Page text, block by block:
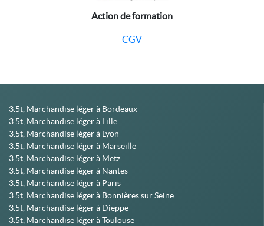
Action de formation
CGV
3.5t, Marchandise léger à Bordeaux
3.5t, Marchandise léger à Lille
3.5t, Marchandise léger à Lyon
3.5t, Marchandise léger à Marseille
3.5t, Marchandise léger à Metz
3.5t, Marchandise léger à Nantes
3.5t, Marchandise léger à Paris
3.5t, Marchandise léger à Bonnières sur Seine
3.5t, Marchandise léger à Dieppe
3.5t, Marchandise léger à Toulouse